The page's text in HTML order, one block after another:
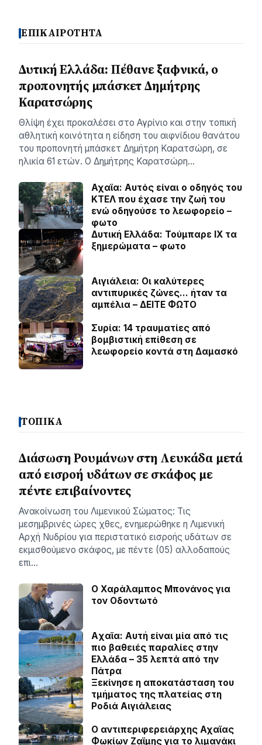
ΕΠΙΚΑΙΡΟΤΗΤΑ
Δυτική Ελλάδα: Πέθανε ξαφνικά, ο
προπονητής μπάσκετ Δημήτρης
Καρατσώρης
Θλίψη έχει προκαλέσει στο Αγρίνιο και στην τοπική
αθλητική κοινότητα η είδηση του αιφνίδιου θανάτου
του προπονητή μπάσκετ Δημήτρη Καρατσώρη, σε
ηλικία 61 ετών. Ο Δημήτρης Καρατσώρη…
Αχαϊα: Αυτός είναι ο οδηγός του
ΚΤΕΛ που έχασε την ζωή του
ενώ οδηγούσε το λεωφορείο –
φωτο
Δυτική Ελλάδα: Τούμπαρε ΙΧ τα
ξημερώματα – φωτο
Αιγιάλεια: Οι καλύτερες
αντιπυρικές ζώνες… ήταν τα
αμπέλια – ΔΕΙΤΕ ΦΩΤΟ
Συρία: 14 τραυματίες από
βομβιστική επίθεση σε
λεωφορείο κοντά στη Δαμασκό
ΤΟΠΙΚΑ
Διάσωση Ρουμάνων στη Λευκάδα μετά
από εισροή υδάτων σε σκάφος με
πέντε επιβαίνοντες
Ανακοίνωση του Λιμενικού Σώματος: Τις
μεσημβρινές ώρες χθες, ενημερώθηκε η Λιμενική
Αρχή Νυδρίου για περιστατικό εισροής υδάτων σε
εκμισθούμενο σκάφος, με πέντε (05) αλλοδαπούς
επι…
Ο Χαράλαμπος Μπονάνος για
τον Οδοντωτό
Aχαϊα: Αυτή είναι μία από τις
πιο βαθειές παραλίες στην
Ελλάδα – 35 λεπτά από την
Πάτρα
Ξεκίνησε η αποκατάσταση του
τμήματος της πλατείας στη
Ροδιά Αιγιάλειας
O αντιπεριφερειάρχης Αχαϊας
Φωκίων Ζαϊμης για το λιμανάκι